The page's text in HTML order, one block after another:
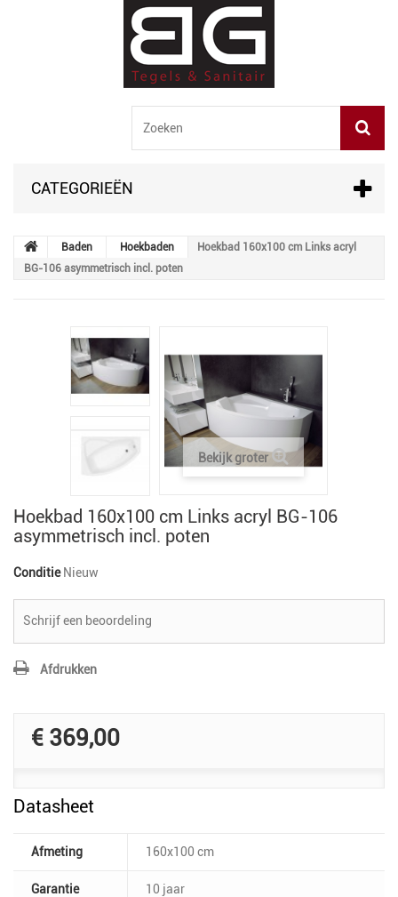
CATEGORIEËN
Baden Hoekbaden
Hoekbad 160x100 cm Links acryl
BG-106 asymmetrisch incl. poten
Bekijk groter
Hoekbad 160x100 cm Links acryl BG-106
asymmetrisch incl. poten
Conditie Nieuw
Schrijf een beoordeling
Afdrukken
€ 369,00
Datasheet
Afmeting 160x100 cm
Garantie 10 jaar